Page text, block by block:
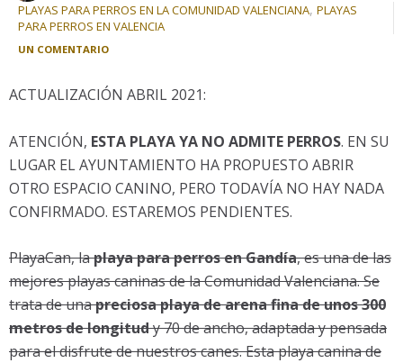
PLAYAS PARA PERROS EN LA COMUNIDAD VALENCIANA, PLAYAS
PARA PERROS EN VALENCIA
UN COMENTARIO
ACTUALIZACIÓN ABRIL 2021:
ATENCIÓN, ESTA PLAYA YA NO ADMITE PERROS. EN SU
LUGAR EL AYUNTAMIENTO HA PROPUESTO ABRIR
OTRO ESPACIO CANINO, PERO TODAVÍA NO HAY NADA
CONFIRMADO. ESTAREMOS PENDIENTES.
PlayaCan, laplaya para perros en Gandía, es una de las
mejores playas caninas de la Comunidad Valenciana. Se
trata de unapreciosa playa de arena fina de unos 300
metros de longitudy 70 de ancho, adaptada y pensada
para el disfrute de nuestros canes. Esta playa canina de